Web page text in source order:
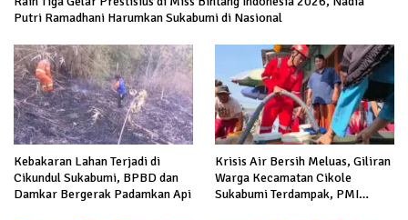
Putri Ramadhani Harumkan Sukabumi di Nasional
Kebakaran Lahan Terjadi di
Cikundul Sukabumi, BPBD dan
Damkar Bergerak Padamkan Api
Krisis Air Bersih Meluas, Giliran
Warga Kecamatan Cikole
Sukabumi Terdampak, PMI